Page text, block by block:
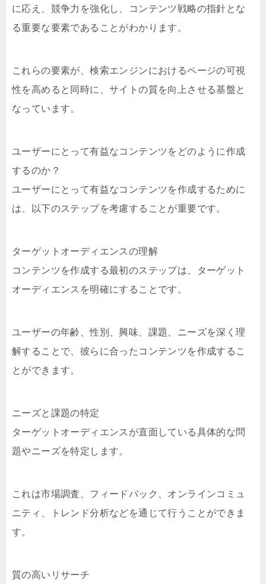
に応え、競争力を強化し、コンテンツ戦略の指針とな
る重要な要素であることがわかります。
これらの要素が、検索エンジンにおけるページの可視
性を高めると同時に、サイトの質を向上させる基盤と
なっています。
ユーザーにとって有益なコンテンツをどのように作成
するのか？
ユーザーにとって有益なコンテンツを作成するために
は、以下のステップを考慮することが重要です。
ターゲットオーディエンスの理解
コンテンツを作成する最初のステップは、ターゲット
オーディエンスを明確にすることです。
ユーザーの年齢、性別、興味、課題、ニーズを深く理
解することで、彼らに合ったコンテンツを作成するこ
とができます。
ニーズと課題の特定
ターゲットオーディエンスが直面している具体的な問
題やニーズを特定します。
これは市場調査、フィードバック、オンラインコミュ
ニティ、トレンド分析などを通じて行うことができま
す。
質の高いリサーチ